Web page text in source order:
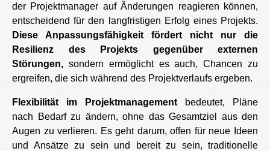
der Projektmanager auf Änderungen reagieren können,
entscheidend für den langfristigen Erfolg eines Projekts.
Diese Anpassungsfähigkeit fördert nicht nur die
Resilienz des Projekts gegenüber externen
Störungen, sondern ermöglicht es auch, Chancen zu
ergreifen, die sich während des Projektverlaufs ergeben.
Flexibilität im Projektmanagement bedeutet, Pläne
nach Bedarf zu ändern, ohne das Gesamtziel aus den
Augen zu verlieren. Es geht darum, offen für neue Ideen
und Ansätze zu sein und bereit zu sein, traditionelle